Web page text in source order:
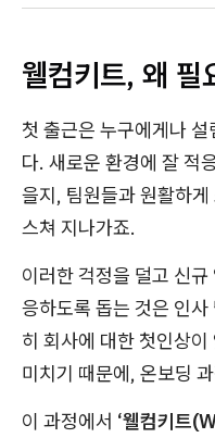
웰컴키트, 왜 필
첫 출근은 누구에게나
다. 새로운 환경에 잘 적
을지, 팀원들과 원활하
스쳐 지나가죠.
이러한 걱정을 덜고 신
응하도록 돕는 것은 인
히 회사에 대한 첫인상
미치기 때문에, 온보딩
이 과정에서 ‘웰컴키트